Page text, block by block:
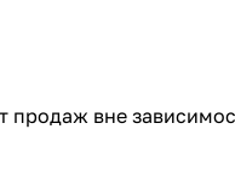
продаж вне